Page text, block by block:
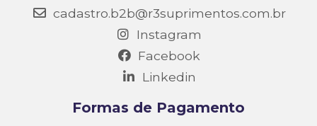
cadastro.b2b@r3suprimentos.com.br
Instagram
Facebook
Linkedin
Formas de Pagamento